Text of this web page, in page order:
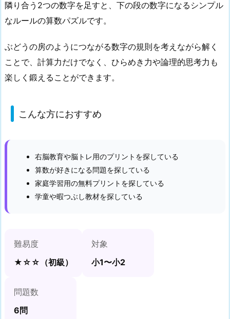
と
は？
1.
こ
ん
に
す
め
算
級
o.
0
隣り合う2つの数字を足すと、下の段の数字になるシンプル
なルールの算数パズルです。
ぶどうの房のようにつながる数字の規則を考えながら解く
ことで、計算力だけでなく、ひらめき力や論理的思考力も
楽しく鍛えることができます。
こんな方におすすめ
右脳教育や脳トレ用のプリントを探している
算数が好きになる問題を探している
家庭学習用の無料プリントを探している
学童や暇つぶし教材を探している
難易度
★☆☆（初級）
対象
小1〜小2
問題数
6問